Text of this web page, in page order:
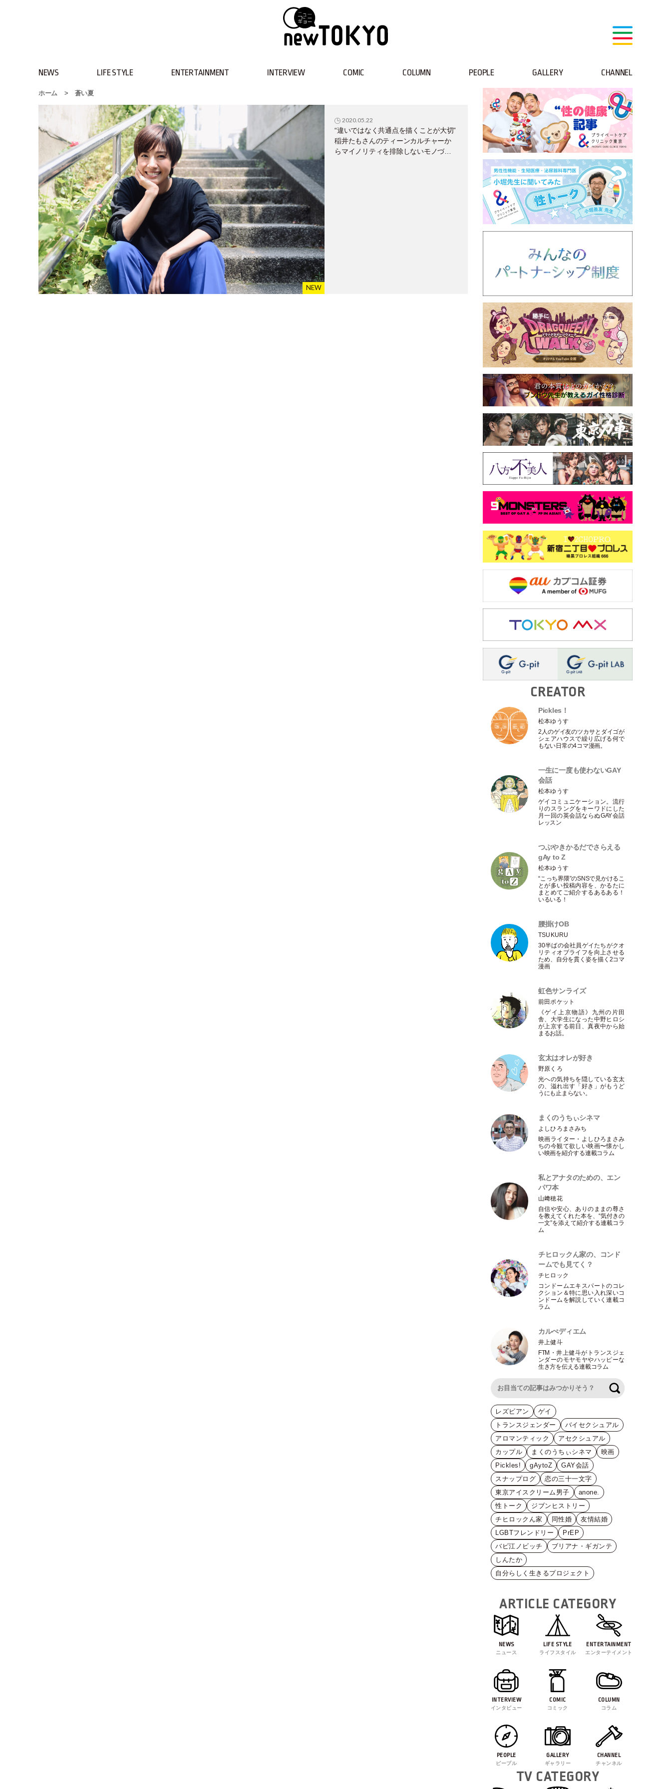
NEWS LIFE STYLE ENTERTAINMENT INTERVIEW COMIC COLUMN PEOPLE GALLERY CHANNEL
ホーム > 蒼い夏
2020.05.22
“違いではなく共通点を描くことが大切”
稲井たもさんのティーンカルチャーか
らマイノリティを排除しないモノづく
CREATOR
Pickles！
松本ゆうす
2人のゲイ友のツカサとダイゴが
シェアハウスで繰り広げる何で
もない日常の4コマ漫画。
一生に一度も使わないGAY
会話
松本ゆうす
ゲイコミュニケーション。流行
りのスラングをキーワドにした
月一回の英会話ならぬGAY会話
レッスン
つぶやきかるだでさらえる
gAy to Z
松本ゆうす
“こっち界隈”のSNSで見かけるこ
とが多い投稿内容を、かるたに
まとめてご紹介するあるある！
いるいる！
腰掛けOB
TSUKURU
30半ばの会社員ゲイたちがクオ
リティオブライフを向上させる
ため、自分を貫く姿を描く2コマ
漫画
虹色サンライズ
前田ポケット
《ゲイ上京物語》九州の片田
舎、大学生になった中野ヒロシ
が上京する前日、真夜中から始
まるお話。
玄太はオレが好き
野原くろ
光への気持ちを隠している玄太
の、溢れ出す 「好き 」がもうど
うにも止まらない。
まくのうちぃシネマ
よしひろまさみち
映画ライター ・ よしひろまさみ
ちの今観て欲しい映画〜懐かし
い映画を紹介する連載コラム
私とアナタのための、エン
パワ本
山﨑穂花
自信や安心、ありのままの尊さ
を教えてくれた本を、“気付きの
一文”を添えて紹介する連載コラ
ム
チヒロックん家の、コンド
ームでも見てく？
チヒロック
コンドームエキスパートのコレ
クション＆特に思い入れ深いコ
ンドームを解説していく連載コ
ラム
カルぺディエム
井上健斗
FTM ・井上健斗がトランスジェ
ンダーのモヤモヤやハッピーな
生き方を伝える連載コラム
レズビアン
ゲイ
トランスジェンダー
バイセクシュアル
アロマンティック
アセクシュアル
カップル
まくのうちぃシネマ
映画
Pickles!
gAytoZ
GAY会話
スナップログ
恋の三十一文字
東京アイスクリーム男子
anone.
性トーク
ジブンヒストリー
チヒロックん家
同性婚
友情結婚
LGBTフレンドリー
PrEP
バビ江ノビッチ
ブリアナ・ギガンテ
しんたか
自分らしく生きるプロジェクト
ARTICLE CATEGORY
NEWS
ニュース
LIFE STYLE
ライフスタイル
ENTERTAINMENT
エンターテイメント
INTERVIEW
インタビュー
COMIC
コミック
COLUMN
コラム
PEOPLE
ピープル
GALLERY
ギャラリー
CHANNEL
チャンネル
TV CATEGORY